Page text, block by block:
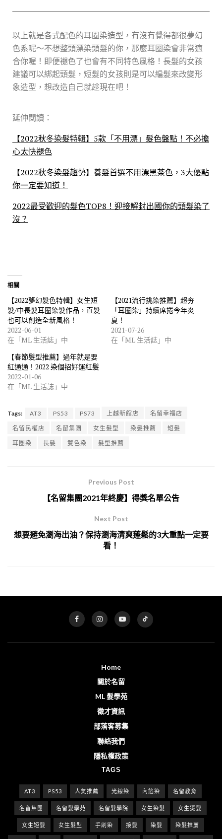
以上就是各式配色的耳圈染造型，有沒有覺得都很夢幻
色系呢～不想整頭漂染頭髮的你，那麼耳圈染會非常適
合你喔！即便褪色了也會有不同特色風格！長髮的女孩
建議可以綁起頭髮，短髮的女孩則是可以編髮來改變形
象造型，想改造自己就趁現在吧！
延伸閱讀：
【2022秋冬染髮特輯】5款「不用漂」髮色盤點！不必擔
心太快褪色
【2022秋冬染髮趨勢】養髮首選不用漂黑茶色，3大優點
你一定要知道！
2022最受歡迎的髮色TOP8！迎接解封出國你的頭髮染了
沒？
相關
【2022夢幻髮色特輯】女生短
髮/中長髮耳圈染髮作品，直髮
也可以創造全新風格！
2022-06-01
在「ML 生活誌」中
【2021流行挑染推薦】超夯
「耳圈染」持續席捲今年炎
夏！
2021-07-26
在「ML 生活誌」中
【春節髮型推薦】過年就是要
紅通通！2022 染個招好運紅髮
2022-01-06
在「ML 生活誌」中
Tags: AT3 PS53 PS73 上越新館店
名留幸福店
名留民權店
名留集團 女生髮型 染髮推薦
短髮
耳圈染
長髮 雙色染 髮型推薦
Previous Post
【名留集團2021年終慶】得獎名單公告
Next Post
想要避免瀏海出油？保持瀏海清爽蓬鬆的3大重點一定要
看！
Home
關於名留
ML 髮學苑
徵才資訊
部落客募集
聯絡我們
隱私權政策
TAGS
AT3 PS53 人氣推薦 光線染 內餡染 名留教育
名留集團 名留髮學苑 名留髮學院 女生染髮 女生燙髮
女生短髮 女生髮型 手刷染 接髮 染髮 染髮推薦